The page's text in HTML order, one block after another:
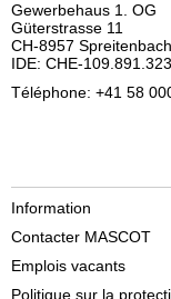
Gewerbehaus 1. OG
Güterstrasse 11
CH-8957 Spreitenbach
IDE: CHE-109.891.323
Téléphone: +41 58
Information
Contacter MASCOT
Emplois vacants
Politique sur la